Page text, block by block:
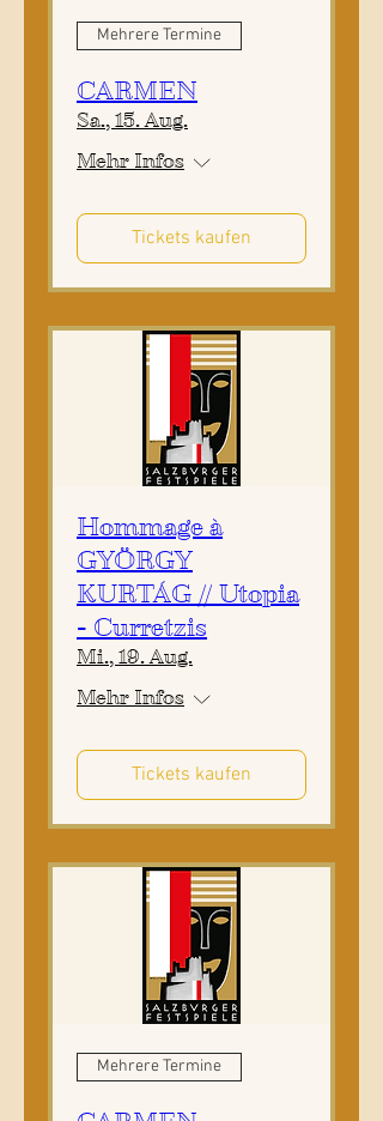
Mehrere Termine
CARMEN
Sa., 15. Aug.
Mehr Infos
Tickets kaufen
Hommage à
GYÖRGY
KURTÁG // Utopia
- Curretzis
Mi., 19. Aug.
Mehr Infos
Tickets kaufen
Mehrere Termine